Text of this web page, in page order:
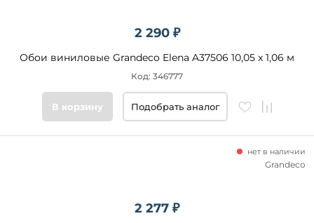
2 290 ₽
Обои виниловые Grandeco Elena A37506 10,05 x 1,06 м
Код: 346777
В корзину Подобрать аналог
2 277 ₽
нет в наличии
Grandeco